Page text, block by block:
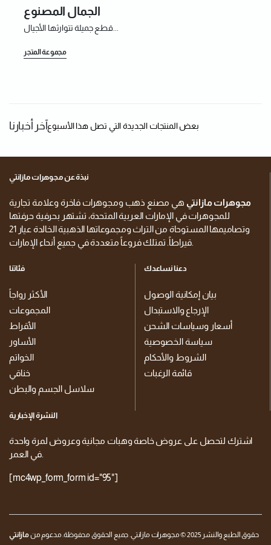
الجمال المصنوع
مجموعة المتجر
آخر أخبارنابعض المنتجات الجديدة التي تصل هذا الأسبوع
نبذة عن مجوهرات مازانتي
مجوهرات مازانتي هي مصنع ذهب ومجوهرات فاخرة وعلامة تجارية
للمجوهرات في الإمارات العربية المتحدة، تشتهر بحرفية حرفتها
وتصاميمها المستوحاة من التراث ومجموعاتها الذهبية الخالدة عيار 21
فئاتنا
الأكثر رواجاً
المجموعات
الأقراط
الأساور
الخواتم
خناقي
سلاسل الجسم والبطن
دعنا نساعدك
بيان إمكانية الوصول
الإرجاع والاستبدال
أسعار وسياسات الشحن
سياسة الخصوصية
الشروط والأحكام
قائمة الرغبات
النشرة الإخبارية
اشترك لتحصل على عروض خاصة وهبات مجانية وعروض لمرة واحدة
في العمر.
[mc4wp_form_form id="95"]
حقوق الطبع والنشر 2025 © مجوهرات مازانتي. جميع الحقوق محفوظة. مدعوم من مازانتي